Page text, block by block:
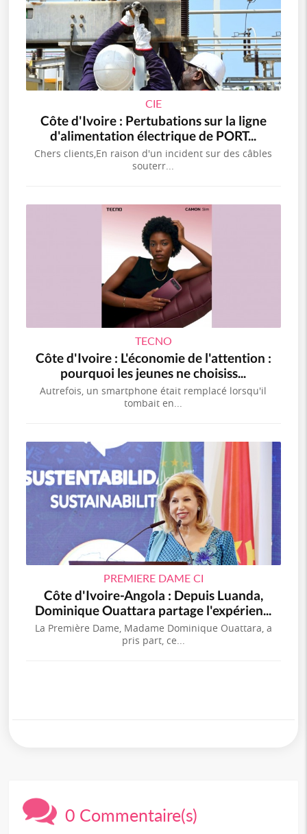
CIE
Côte d'Ivoire : Pertubations sur la ligne
d'alimentation électrique de PORT...
Chers clients,En raison d'un incident sur des câbles
souterr...
TECNO
Côte d'Ivoire : L'économie de l'attention :
pourquoi les jeunes ne choisiss...
Autrefois, un smartphone était remplacé lorsqu'il
tombait en...
PREMIERE DAME CI
Côte d'Ivoire-Angola : Depuis Luanda,
Dominique Ouattara partage l'expérien...
La Première Dame, Madame Dominique Ouattara, a
pris part, ce...
0 Commentaire(s)